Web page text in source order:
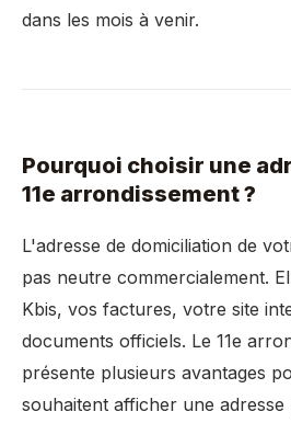
dans les mois à venir.
Pourquoi choisir une
11e arrondissement ?
L'adresse de domiciliation de
pas neutre commercialement.
Kbis, vos factures, votre site
documents officiels. Le 11e
présente plusieurs avantages
souhaitent afficher une adresse